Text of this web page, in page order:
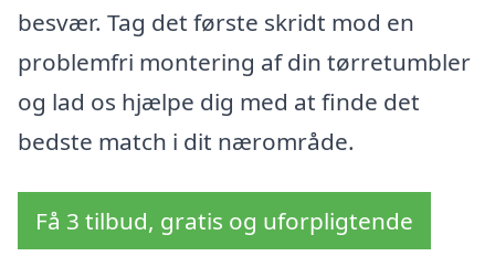
besvær. Tag det første skridt mod en
problemfri montering af din tørretumbler
og lad os hjælpe dig med at finde det
bedste match i dit nærområde.
Få 3 tilbud, gratis og uforpligtende